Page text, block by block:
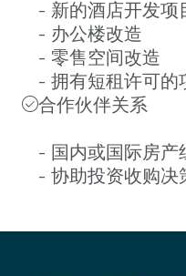
- 新的酒店开发项
- 办公楼改造
- 零售空间改造
- 拥有短租许可的
合作伙伴关系
- 国内或国际房产
- 协助投资收购决